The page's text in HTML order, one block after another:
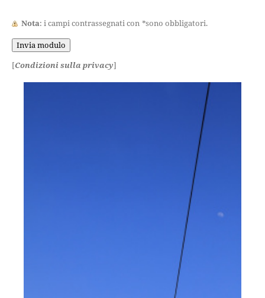
Nota : i campi contrassegnati con *sono obbligatori.
[Condizioni sulla privacy]